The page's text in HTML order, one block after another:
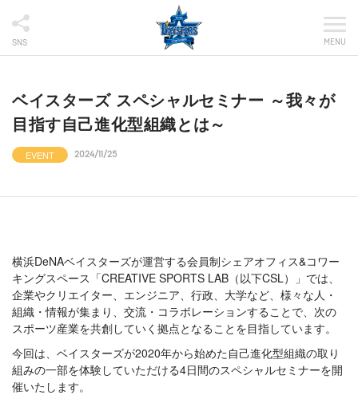
SNS MENU
ベイスターズ スペシャルセミナー ～我々が
目指す自己進化型組織とは～
EVENT 2024/11/25
横浜DeNAベイスターズが運営する会員制シェアオフィス&コワー
キングスペース「CREATIVE SPORTS LAB（以下CSL）」では、
企業やクリエイター、エンジニア、行政、大学など、様々な人・
組織・情報が集まり、交流・コラボレーションすることで、次の
スポーツ産業を共創していく拠点となることを目指しています。
今回は、ベイスターズが2020年から始めた自己進化型組織の取り
組みの一部を体験していただける4日間のスペシャルセミナーを開
催いたします。